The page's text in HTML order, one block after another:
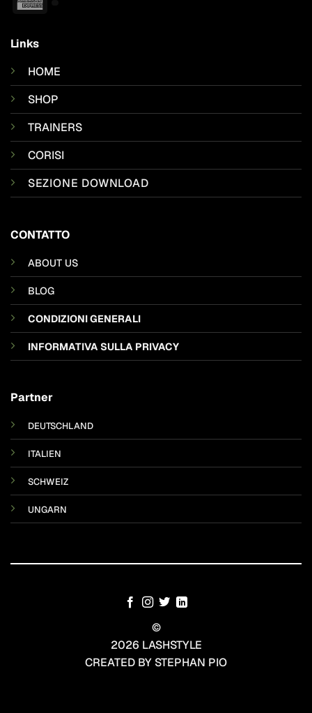
Links
HOME
SHOP
TRAINERS
CORISI
SEZIONE DOWNLOAD
CONTATTO
ABOUT US
BLOG
CONDIZIONI GENERALI
INFORMATIVA SULLA PRIVACY
Partner
DEUTSCHLAND
ITALIEN
SCHWEIZ
UNGARN
©
2026 LASHSTYLE
CREATED BY STEPHAN PIO